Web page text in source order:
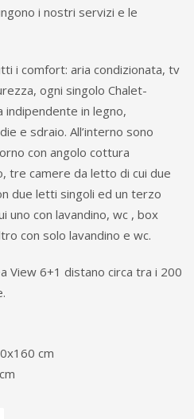
i nostri servizi e le
i comfort: aria condizionata, tv
ogni singolo Chalet-
indipendente in legno,
e sdraio. All’interno sono
con angolo cottura
tre camere da letto di cui due
due letti singoli ed un terzo
uno con lavandino, wc , box
con solo lavandino e wc.
View 6+1 distano circa tra i 200
cm